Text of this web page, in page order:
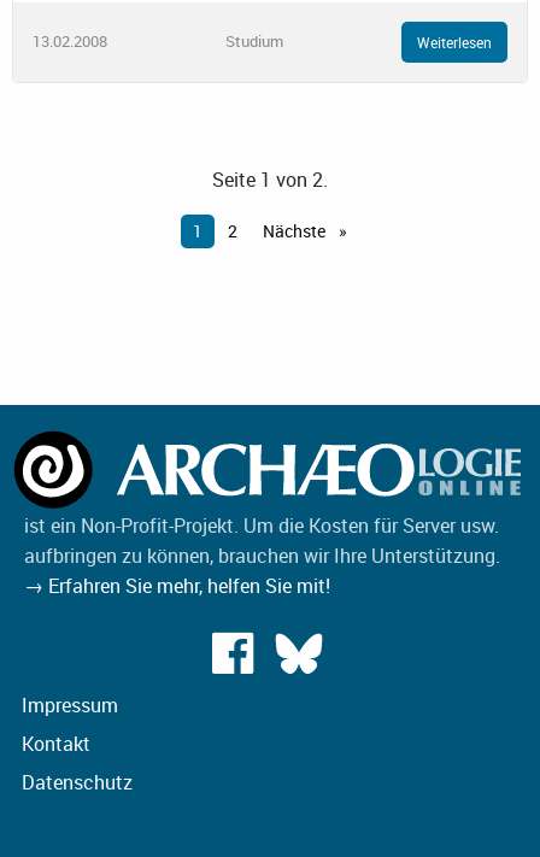
13.02.2008 Studium Weiterlesen
Seite 1 von 2.
1 2 Nächste
ist ein Non-Profit-Projekt. Um die Kosten für Server usw.
aufbringen zu können, brauchen wir Ihre Unterstützung.
→ Erfahren Sie mehr, helfen Sie mit!
Impressum
Kontakt
Datenschutz